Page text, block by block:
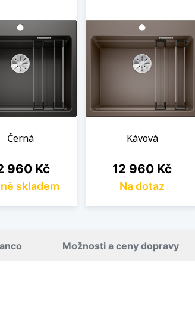
Černá
960 Kč
skladem
Kávová
Cena
12 960 Kč
Na dotaz
Možnosti a ceny dopravy